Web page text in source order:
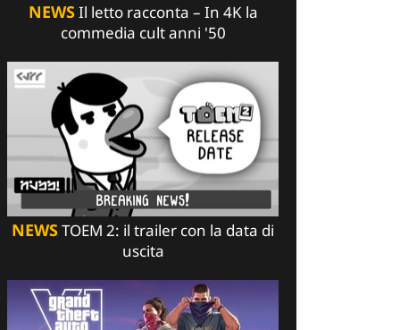
NEWSIl letto racconta – In 4K la
commedia cult anni '50
NEWSTOEM 2: il trailer con la data di
uscita